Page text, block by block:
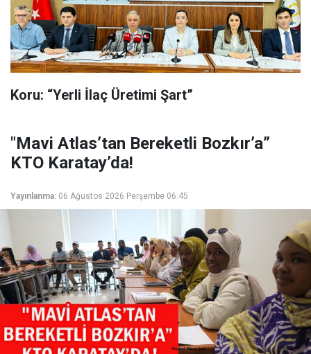
Koru: “Yerli İlaç Üretimi Şart”
"Mavi Atlas’tan Bereketli Bozkır’a”
KTO Karatay’da!
Yayınlanma: 06 Ağustos 2026 Perşembe 06:45